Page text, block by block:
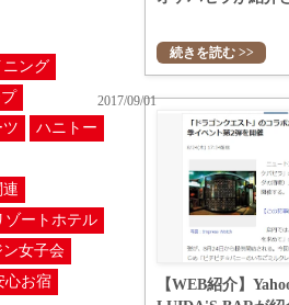
ニング
ハニトー
ゾートホテル
ン女子会
心お宿
続きを読む >>
【WEB紹介】
2017/09/01